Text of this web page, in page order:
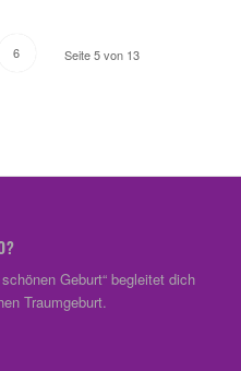
Seite 5 von 13
6
Geburt“ begleitet dich
Traumgeburt.